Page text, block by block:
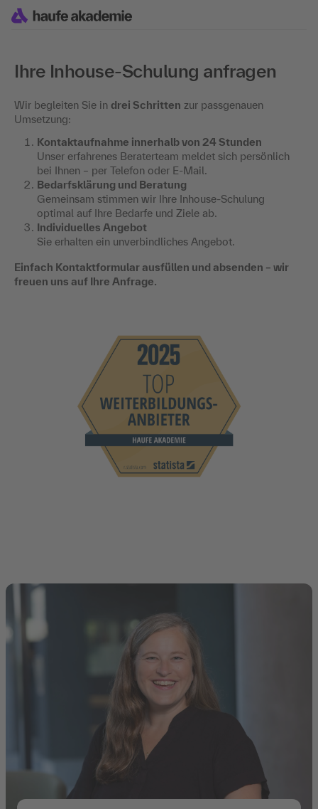
Ihre Inhouse-Schulung anfragen
Wir begleiten Sie in drei Schritten zur passgenauen
Umsetzung:
Kontaktaufnahme innerhalb von 24 Stunden
Unser erfahrenes Beraterteam meldet sich persönlich
bei Ihnen – per Telefon oder E-Mail.
Bedarfsklärung und Beratung
Gemeinsam stimmen wir Ihre Inhouse-Schulung
optimal auf Ihre Bedarfe und Ziele ab.
Individuelles Angebot
Sie erhalten ein unverbindliches Angebot.
Einfach Kontaktformular ausfüllen und absenden – wir
freuen uns auf Ihre Anfrage.